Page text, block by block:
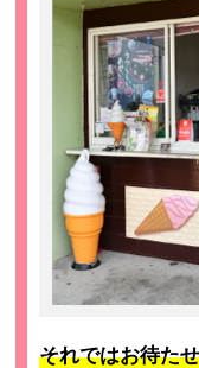
それではお待た